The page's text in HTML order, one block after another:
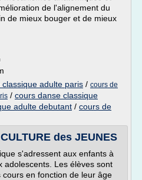
de l'alignement du
de mieux bouger et de mieux
adulte paris / cours de
/ cours danse classique
adulte debutant / cours de
des JEUNES
s'adressent aux enfants à
adolescents. Les élèves sont
en fonction de leur âge